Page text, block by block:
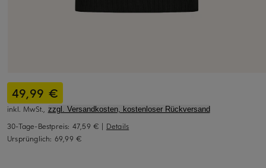
49,99 €
inkl. MwSt., zzgl. Versandkosten, kostenloser Rückversand
30-Tage-Bestpreis: 47,59 € | Details
Ursprünglich: 69,99 €